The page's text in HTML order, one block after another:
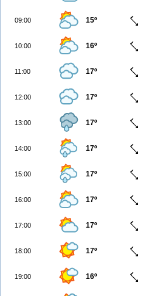
09:00 15º
10:00 16º
11:00 17º
12:00 17º
13:00 17º
14:00 17º
15:00 17º
16:00 17º
17:00 17º
18:00 17º
19:00 16º